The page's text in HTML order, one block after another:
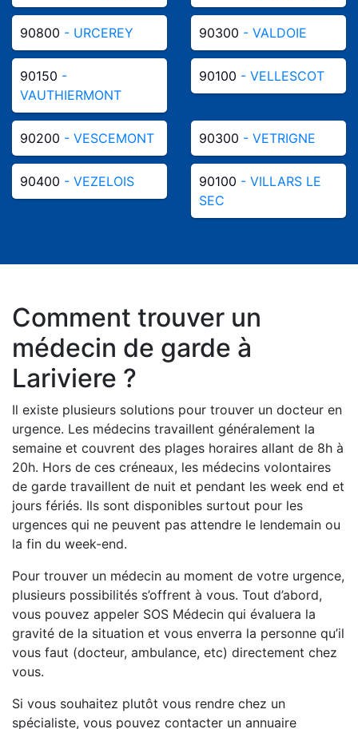
90800 - URCEREY 90300 - VALDOIE
90150 -
VAUTHIERMONT
90100 - VELLESCOT
90200 - VESCEMONT 90300 - VETRIGNE
90400 - VEZELOIS 90100 - VILLARS LE
SEC
Comment trouver un
médecin de garde à
Lariviere ?
Il existe plusieurs solutions pour trouver un docteur en
urgence. Les médecins travaillent généralement la
semaine et couvrent des plages horaires allant de 8h à
20h. Hors de ces créneaux, les médecins volontaires
de garde travaillent de nuit et pendant les week end et
jours fériés. Ils sont disponibles surtout pour les
urgences qui ne peuvent pas attendre le lendemain ou
la fin du week-end.
Pour trouver un médecin au moment de votre urgence,
plusieurs possibilités s’offrent à vous. Tout d’abord,
vous pouvez appeler SOS Médecin qui évaluera la
gravité de la situation et vous enverra la personne qu’il
vous faut (docteur, ambulance, etc) directement chez
vous.
Si vous souhaitez plutôt vous rendre chez un
spécialiste, vous pouvez contacter un annuaire